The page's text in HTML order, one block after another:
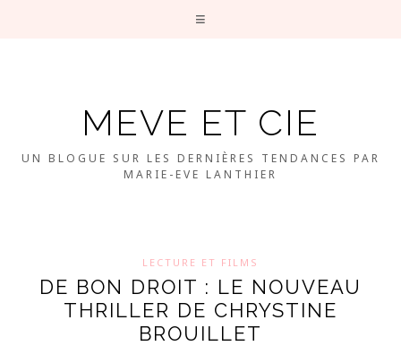
MEVE ET CIE
UN BLOGUE SUR LES DERNIÈRES TENDANCES PAR
MARIE-EVE LANTHIER
LECTURE ET FILMS
DE BON DROIT : LE NOUVEAU
THRILLER DE CHRYSTINE
BROUILLET